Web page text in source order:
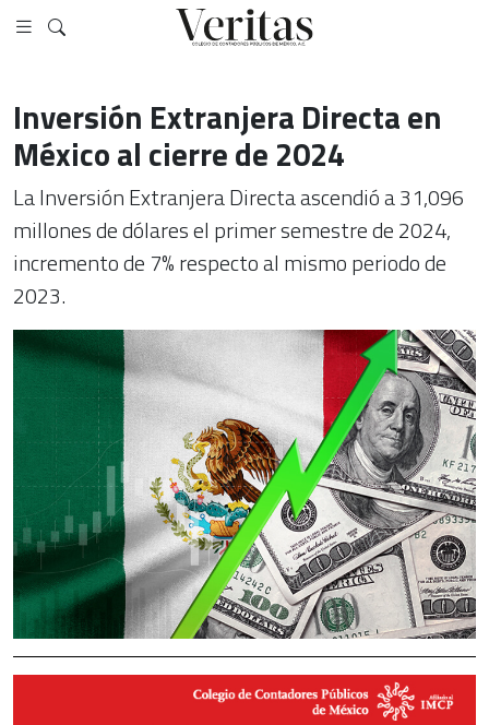
Inversión Extranjera Directa en
México al cierre de 2024
La Inversión Extranjera Directa ascendió a 31,096
millones de dólares el primer semestre de 2024,
incremento de 7% respecto al mismo periodo de
2023.